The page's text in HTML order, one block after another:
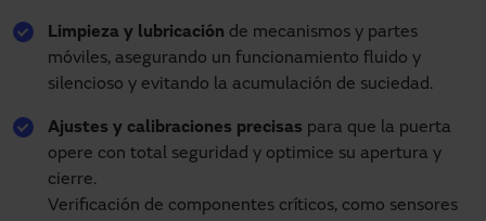
Limpieza y lubricación de mecanismos y partes
móviles, asegurando un funcionamiento fluido y
silencioso y evitando la acumulación de suciedad.
Ajustes y calibraciones precisas para que la puerta
opere con total seguridad y optimice su apertura y
cierre.
Verificación de componentes críticos, como sensores